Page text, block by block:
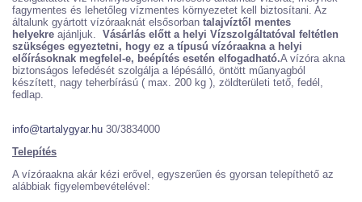
fagymentes és lehetőleg vízmentes környezetet kell biztosítani. Az
általunk gyártott vízóraaknát elsősorban talajvíztől mentes
helyekre ajánljuk. Vásárlás előtt a helyi Vízszolgáltatóval feltétlen
szükséges egyeztetni, hogy ez a típusú vízóraakna a helyi
előírásoknak megfelel-e, beépítés esetén elfogadható.A vízóra akna
biztonságos lefedését szolgálja a lépésálló, öntött műanyagból
készített, nagy teherbírású ( max. 200 kg ), zöldterületi tető, fedél,
fedlap.
info@tartalygyar.hu 30/3834000
Telepítés
A vízóraakna akár kézi erővel, egyszerűen és gyorsan telepíthető az
alábbiak figyelembevételével: